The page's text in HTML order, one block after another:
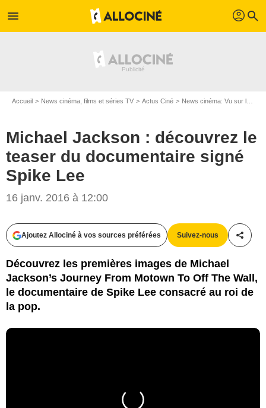
menu profil search
Accueil News cinéma, films et séries TV Actus Ciné News cinéma: Vu sur le web
Michael Jackson : découvrez le
teaser du documentaire signé
Spike Lee
16 janv. 2016 à 12:00
Ajoutez Allociné à vos sources préférées Suivez-nous
Découvrez les premières images de Michael
Jackson’s Journey From Motown To Off The Wall,
le documentaire de Spike Lee consacré au roi de
la pop.